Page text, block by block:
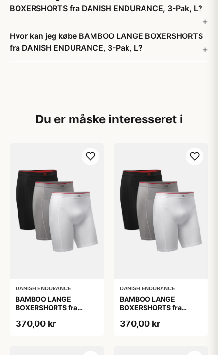
BOXERSHORTS fra DANISH ENDURANCE, 3-Pak, L?
Hvor kan jeg købe BAMBOO LANGE BOXERSHORTS
fra DANISH ENDURANCE, 3-Pak, L?
Du er måske interesseret i
DANISH ENDURANCE
BAMBOO LANGE
BOXERSHORTS fra
Sort/Rød | Grå | Hvid 3-
370,00 kr
DANISH ENDURANCE
BAMBOO LANGE
BOXERSHORTS fra
Sort/Rød | Grå | Hvid 3-
370,00 kr